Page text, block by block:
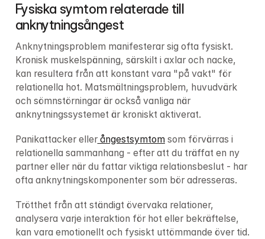
Fysiska symtom relaterade till
anknytningsångest
Anknytningsproblem manifesterar sig ofta fysiskt.
Kronisk muskelspänning, särskilt i axlar och nacke,
kan resultera från att konstant vara "på vakt" för
relationella hot. Matsmältningsproblem, huvudvärk
och sömnstörningar är också vanliga när
anknytningssystemet är kroniskt aktiverat.
Panikattacker eller ångestsymtom som förvärras i
relationella sammanhang - efter att du träffat en ny
partner eller när du fattar viktiga relationsbeslut - har
ofta anknytningskomponenter som bör adresseras.
Trötthet från att ständigt övervaka relationer,
analysera varje interaktion för hot eller bekräftelse,
kan vara emotionellt och fysiskt uttömmande över tid.